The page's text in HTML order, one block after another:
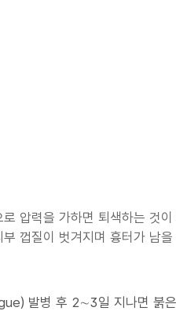
압력을 가하면 퇴색하는 것이
껍질이 벗겨지며 흉터가 남
발병 후 2∼3일 지나면 붉은